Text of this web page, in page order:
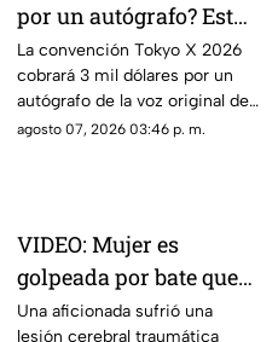
por un autógrafo? Esto
cobra quien da voz a
Goku e indigna a los
fans
La convención Tokyo X 2026
cobrará 3 mil dólares por un
autógrafo de la voz original de
Goku en Dragon Ball. Fans
agosto 07, 2026 03:46 p. m.
VIDEO: Mujer es
golpeada por bate que
salió volando en
Una aficionada sufrió una
lesión cerebral traumática